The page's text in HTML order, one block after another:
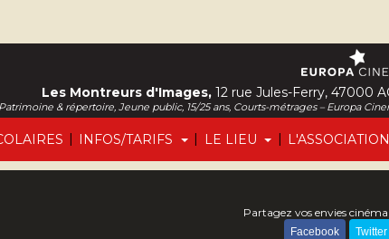
| INFOS/TARIFS | LE LIEU | L'ASSOCIATION
Les Montreurs d'Images, 12 rue Jules-Ferry, 47000
& répertoire, Jeune public, 15/25 ans, Courts-métrages – Europa
Partagez vos envies cinéma
Facebook Twitter